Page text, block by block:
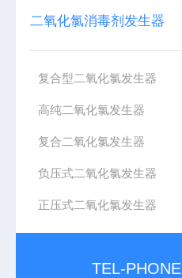
二氧化氯消毒剂发生器
复合型二氧化氯发生器
高纯二氧化氯发生器
复合二氧化氯发生器
负压式二氧化氯发生器
正压式二氧化氯发生器
TEL-PHONE